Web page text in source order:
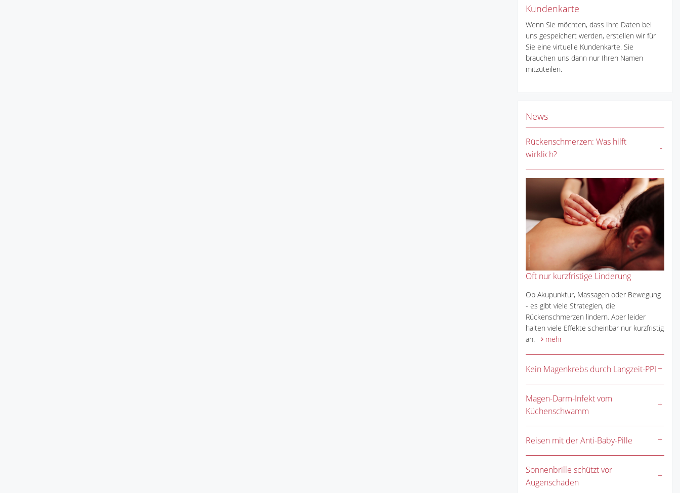
Kundenkarte
Wenn Sie möchten, dass Ihre Daten bei
uns gespeichert werden, erstellen wir für
Sie eine virtuelle Kundenkarte. Sie
brauchen uns dann nur Ihren Namen
mitzuteilen.
News
Rückenschmerzen: Was hilft
wirklich?
Oft nur kurzfristige Linderung
Ob Akupunktur, Massagen oder Bewegung
- es gibt viele Strategien, die
Rückenschmerzen lindern. Aber leider
halten viele Effekte scheinbar nur kurzfristig
an.
mehr
Kein Magenkrebs durch Langzeit-PPI
Magen-Darm-Infekt vom
Küchenschwamm
Reisen mit der Anti-Baby-Pille
Sonnenbrille schützt vor
Augenschäden